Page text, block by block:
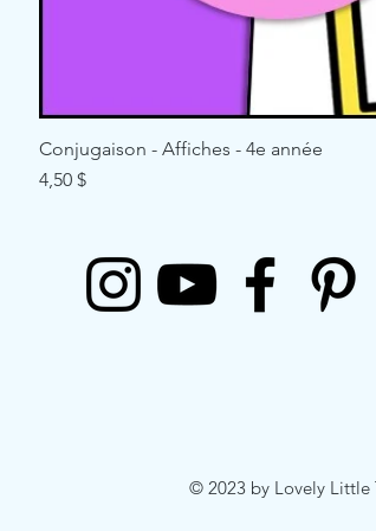
Conjugaison - Affiches - 4e année
Price
4,50 $
© 2023 by Lovely Little